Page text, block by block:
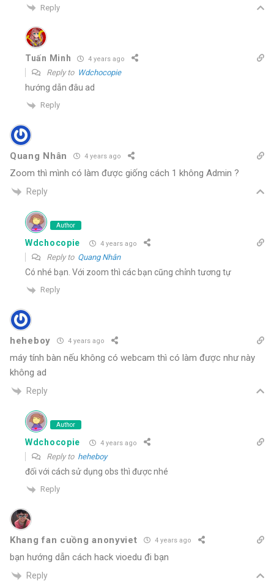
Reply
Tuấn Minh 4 years ago
Reply to Wdchocopie
hướng dẫn đâu ad
Reply
Quang Nhân 4 years ago
Zoom thì mình có làm được giống cách 1 không Admin ?
Reply
Author
Wdchocopie 4 years ago
Reply to Quang Nhân
Có nhé bạn. Với zoom thì các bạn cũng chỉnh tương tự
Reply
heheboy 4 years ago
máy tính bàn nếu không có webcam thì có làm được như này
không ad
Reply
Author
Wdchocopie 4 years ago
Reply to heheboy
đối với cách sử dụng obs thì được nhé
Reply
Khang fan cuồng anonyviet 4 years ago
bạn hướng dẫn cách hack vioedu đi bạn
Reply